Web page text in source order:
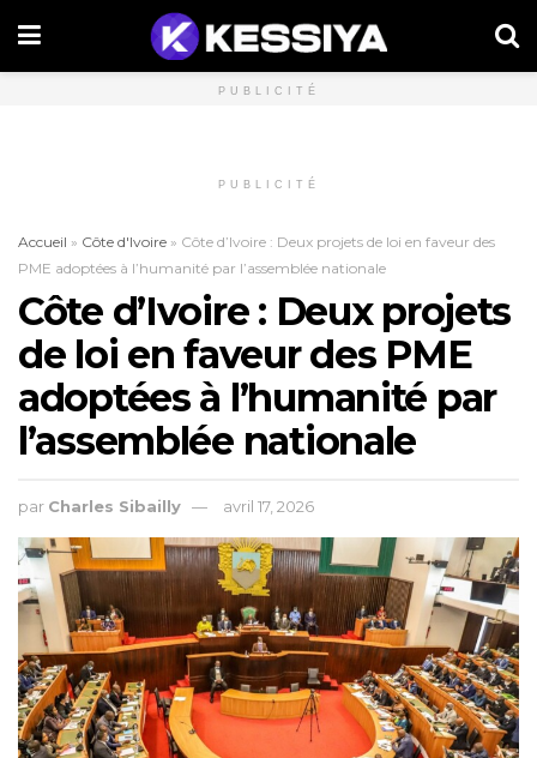
PUBLICITÉ
PUBLICITÉ
Accueil » Côte d'Ivoire » Côte d’Ivoire : Deux projets de loi en faveur des
PME adoptées à l’humanité par l’assemblée nationale
Côte d’Ivoire : Deux projets
de loi en faveur des PME
adoptées à l’humanité par
l’assemblée nationale
par Charles Sibailly avril 17, 2026